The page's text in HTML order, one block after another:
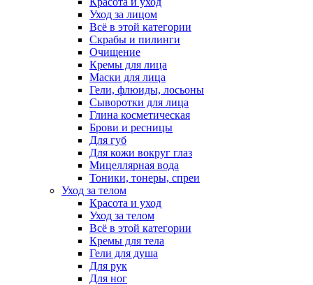
Уход за лицом
Всё в этой категории
Скрабы и пилинги
Очищение
Кремы для лица
Маски для лица
Гели, флюиды, лосьоны
Сыворотки для лица
Глина косметическая
Брови и ресницы
Для губ
Для кожи вокруг глаз
Мицеллярная вода
Тоники, тонеры, спреи
Уход за телом
Красота и уход
Уход за телом
Всё в этой категории
Кремы для тела
Гели для душа
Для рук
Для ног